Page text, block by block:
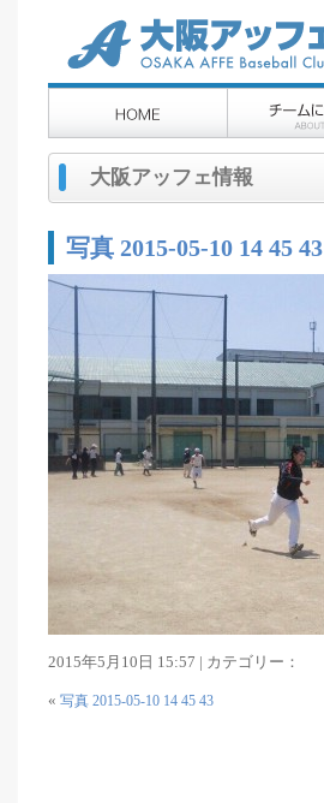
大阪アッフェ情報
写真 2015-05-10 14 45 43
2015年5月10日 15:57 | カテゴリー：
« 写真 2015-05-10 14 45 43